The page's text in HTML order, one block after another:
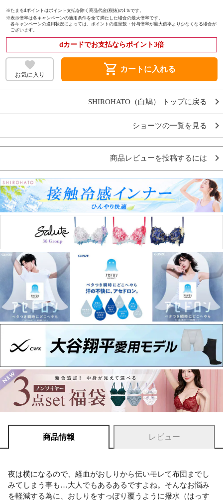
※たまるdポイントはポイント支払を除く商品代金(税抜)の1％です。
※表示倍率は各キャンペーンの適用条件を全て満たした場合の最大倍率です。
各キャンペーンの適用状況によっては、ポイントの進呈数・付与倍率が最大倍率より少なくなる場合が
ございます。
dカードでお支払ならポイント3倍
お気に入り shopping_cart カートに入れる
SHIROHATO（白鳩） トップに戻る
ショーツの一覧を見る
商品レビューを投稿するには
商品情報 レビュー
夜は横になるので、経血がおしりから伝いモレて布団までし
みてしまう事も…大人でもあるあるですよね。そんなお悩み
を軽減する為に、おしりをすっぽり覆うように撥水（はっす